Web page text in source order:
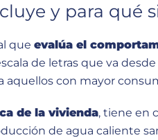
y para qué
que evalúa el
de letras que va
aquellos con mayor
de la vivienda, tiene en
de agua caliente